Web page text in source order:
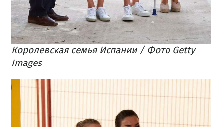
Королевская семья Испании / Фото Getty
Images